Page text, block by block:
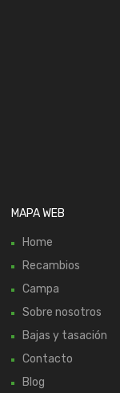
MAPA WEB
Home
Recambios
Campa
Sobre nosotros
Bajas y tasación
Contacto
Blog